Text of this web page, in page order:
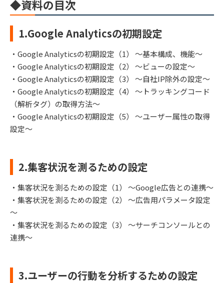
◆資料の目次
1.Google Analyticsの初期設定
・Google Analyticsの初期設定（1） ～基本構成、機能～
・Google Analyticsの初期設定（2） ～ビューの設定～
・Google Analyticsの初期設定（3） ～自社IP除外の設定～
・Google Analyticsの初期設定（4） ～トラッキングコード
（解析タグ）の取得方法～
・Google Analyticsの初期設定（5） ～ユーザー属性の取得
設定～
2.集客状況を測るための設定
・集客状況を測るための設定（1） ～Google広告との連携～
・集客状況を測るための設定（2） ～広告用パラメータ設定
～
・集客状況を測るための設定（3） ～サーチコンソールとの
連携～
3.ユーザーの行動を分析するための設定